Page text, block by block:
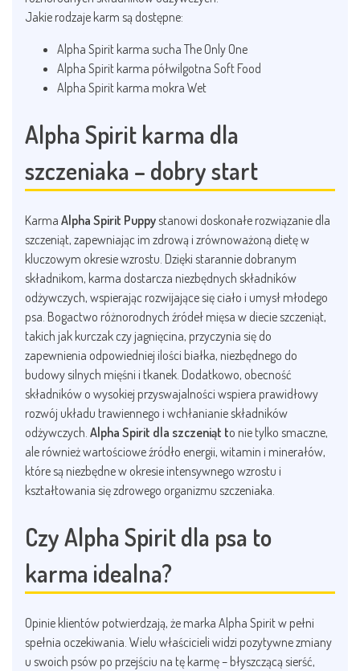
Jakie rodzaje karm są dostępne:
Alpha Spirit karma sucha The Only One
Alpha Spirit karma półwilgotna Soft Food
Alpha Spirit karma mokra Wet
Alpha Spirit karma dla
szczeniaka – dobry start
Karma Alpha Spirit Puppystanowi doskonałe rozwiązanie dla
szczeniąt, zapewniając im zdrową i zrównoważoną dietę w
kluczowym okresie wzrostu. Dzięki starannie dobranym
składnikom, karma dostarcza niezbędnych składników
odżywczych, wspierając rozwijające się ciało i umysł młodego
psa. Bogactwo różnorodnych źródeł mięsa w diecie szczeniąt,
takich jak kurczak czy jagnięcina, przyczynia się do
zapewnienia odpowiedniej ilości białka, niezbędnego do
budowy silnych mięśni i tkanek. Dodatkowo, obecność
składników o wysokiej przyswajalności wspiera prawidłowy
rozwój układu trawiennego i wchłanianie składników
odżywczych. Alpha Spirit dla szczeniąt to nie tylko smaczne,
ale również wartościowe źródło energii, witamin i minerałów,
które są niezbędne w okresie intensywnego wzrostu i
kształtowania się zdrowego organizmu szczeniaka.
Czy Alpha Spirit dla psa to
karma idealna?
Opinie klientów potwierdzają, że marka Alpha Spirit w pełni
spełnia oczekiwania. Wielu właścicieli widzi pozytywne zmiany
u swoich psów po przejściu na tę karmę – błyszczącą sierść,